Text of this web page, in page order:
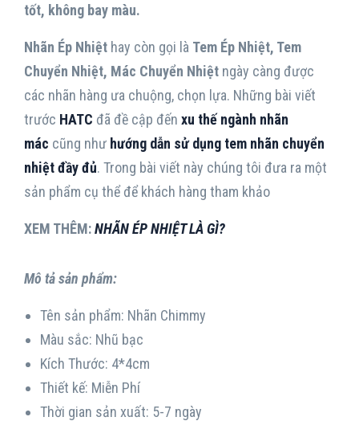
tốt, không bay màu.
Nhãn Ép Nhiệt hay còn gọi là Tem Ép Nhiệt, Tem
Chuyển Nhiệt, Mác Chuyển Nhiệt ngày càng được
các nhãn hàng ưa chuộng, chọn lựa. Những bài viết
trước HATC đã đề cập đến xu thế ngành nhãn
mác cũng như hướng dẫn sử dụng tem nhãn chuyển
nhiệt đầy đủ. Trong bài viết này chúng tôi đưa ra một
sản phẩm cụ thể để khách hàng tham khảo
XEM THÊM:NHÃN ÉP NHIỆT LÀ GÌ?
Mô tả sản phẩm:
Tên sản phẩm: Nhãn Chimmy
Màu sắc: Nhũ bạc
Kích Thước: 4*4cm
Thiết kế: Miễn Phí
Thời gian sản xuất: 5-7 ngày